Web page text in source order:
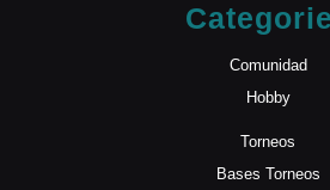
Comunidad
Hobby
Torneos
Bases Torneos